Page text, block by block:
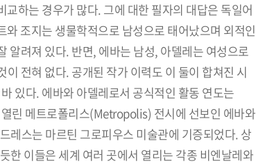
하는 경우가 많다. 그에 대한 필자의 대답은 독일어
와 조지는 생물학적으로 남성으로 태어났으며 외적인
알려져 있다. 반면, 에바는 남성, 아델레는 여성으로
전혀 없다. 공개된 작가 이력도 이 둘이 합쳐진 시
있다. 에바와 아델레로서 공식적인 활동 연도는
린 메트로폴리스(Metropolis) 전시에 선보인 에바와
레스는 마르틴 그로피우스 미술관에 기증되었다. 상
한 이들은 세계 여러 곳에서 열리는 각종 비엔날레와